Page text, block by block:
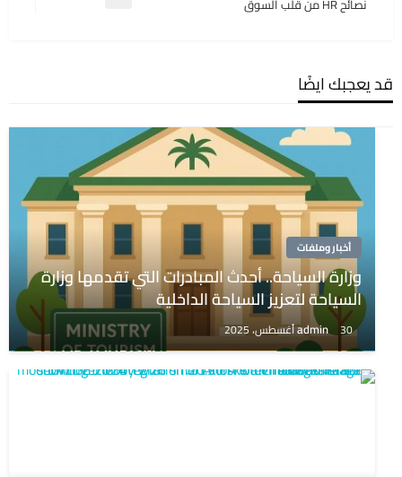
التالية
قد يعجبك ايضًا
أخبار وملفات
وزارة السياحة.. أحدث المبادرات التي تقدمها وزارة
السياحة لتعزيز السياحة الداخلية
admin 30 أغسطس، 2025